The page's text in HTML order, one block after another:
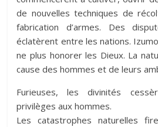
de nouvelles techniques de
fabrication d’armes. Des
éclatèrent entre les nations.
ne plus honorer les Dieux. La
cause des hommes et de leurs
Furieuses, les divinités
privilèges aux hommes.
Les catastrophes naturelles